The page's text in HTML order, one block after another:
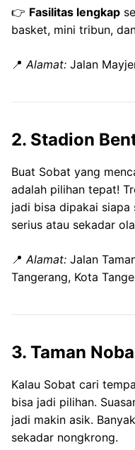
👉 Fasilitas lengkap
basket, mini tribun,
📍Alamat: Jalan
2. Stadion
Buat Sobat yang
adalah pilihan tepat!
jadi bisa dipakai
serius atau sekadar
📍Alamat: Jalan
Tangerang, Kota
3. Taman
Kalau Sobat cari
bisa jadi pilihan.
jadi makin asik.
sekadar nongkrong.